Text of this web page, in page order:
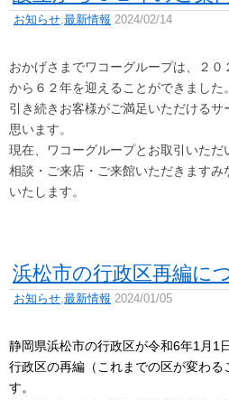
お知らせ,最新情報 2024/02/14
おかげさまでワコーグループは、２
から６２年を迎えることができました。
引き続きお客様がご満足いただけるサ
思います。
現在、ワコーグループとお取引いた
相談・ご来店・ご来館いただきます
いたします。
浜松市の行政区再編に
お知らせ,最新情報 2024/01/05
静岡県浜松市の行政区が令和6年1月1
行政区の再編（これまでの区が変わ
す。